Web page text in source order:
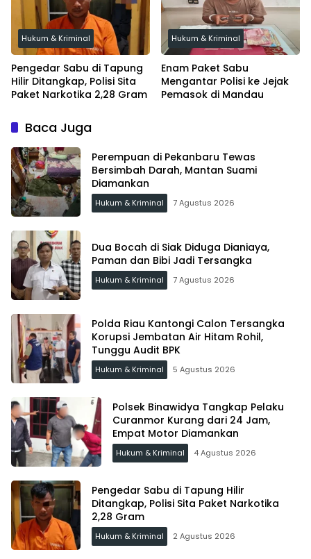
Hukum & Kriminal
Pengedar Sabu di Tapung
Hilir Ditangkap, Polisi Sita
Paket Narkotika 2,28 Gram
Hukum & Kriminal
Enam Paket Sabu
Mengantar Polisi ke Jejak
Pemasok di Mandau
Baca Juga
Perempuan di Pekanbaru Tewas
Bersimbah Darah, Mantan Suami
Diamankan
Hukum & Kriminal 7 Agustus 2026
Dua Bocah di Siak Diduga Dianiaya,
Paman dan Bibi Jadi Tersangka
Hukum & Kriminal 7 Agustus 2026
Polda Riau Kantongi Calon Tersangka
Korupsi Jembatan Air Hitam Rohil,
Tunggu Audit BPK
Hukum & Kriminal 5 Agustus 2026
Polsek Binawidya Tangkap Pelaku
Curanmor Kurang dari 24 Jam,
Empat Motor Diamankan
Hukum & Kriminal 4 Agustus 2026
Pengedar Sabu di Tapung Hilir
Ditangkap, Polisi Sita Paket Narkotika
2,28 Gram
Hukum & Kriminal 2 Agustus 2026